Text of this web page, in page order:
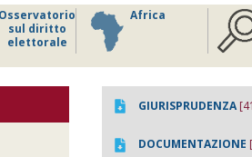
Osservatorio
sul diritto
elettorale
Africa
GIURISPRUDENZA
DOCUMENTAZIONE